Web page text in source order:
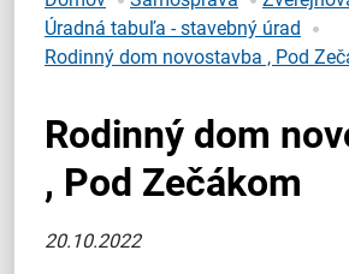
Miestny úrad
Úradná tabuľa - stavebný úrad
Rodinný dom novostavba , Pod
Rodinný dom
, Pod Zečákom
20.10.2022